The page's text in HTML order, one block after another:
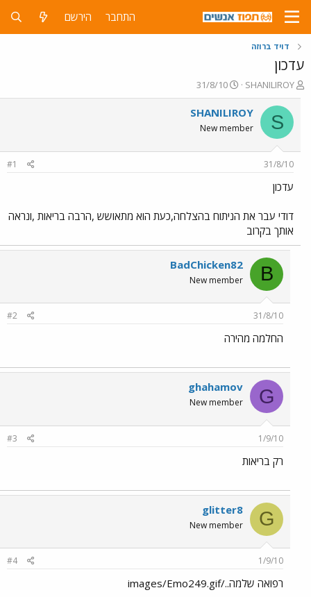
התחבר הירשם
דויד ברוזה
עדכון
פ
ו
ת
ח
ה
ו
ש
א
SHANILIROY
פ
ו
ר
ם
31/8/10
S
SHANILIROY
New member
31/8/10
#1
עדכון
דודי עבר את הניתוח בהצלחה,כעת הוא מתאושש ,הרבה בריאות ,ונראה
אותך בקרוב
B
BadChicken82
New member
31/8/10
#2
החלמה מהירה
G
ghahamov
New member
1/9/10
#3
רק בריאות
G
glitter8
New member
1/9/10
#4
רפואה שלמה../images/Emo249.gif